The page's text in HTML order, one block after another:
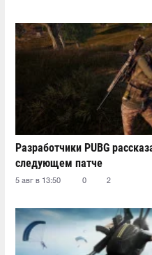
Разработчики PUBG
следующем патче
5 авг в 13:50 0 2